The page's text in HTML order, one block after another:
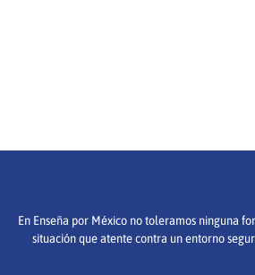
En Enseña por México no toleramos ninguna
situación que atente contra un entorno